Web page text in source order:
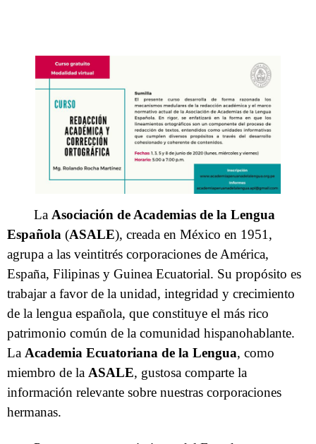
La Asociación de Academias de la Lengua
Española (ASALE), creada en México en 1951,
agrupa a las veintitrés corporaciones de América,
España, Filipinas y Guinea Ecuatorial. Su propósito es
trabajar a favor de la unidad, integridad y crecimiento
de la lengua española, que constituye el más rico
patrimonio común de la comunidad hispanohablante.
La Academia Ecuatoriana de la Lengua, como
miembro de la ASALE, gustosa comparte la
información relevante sobre nuestras corporaciones
hermanas.